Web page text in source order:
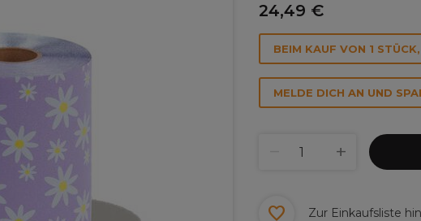
24,49 €
BEIM KAUF VON 1
MELDE DICH AN UND
Zur Einkaufsliste